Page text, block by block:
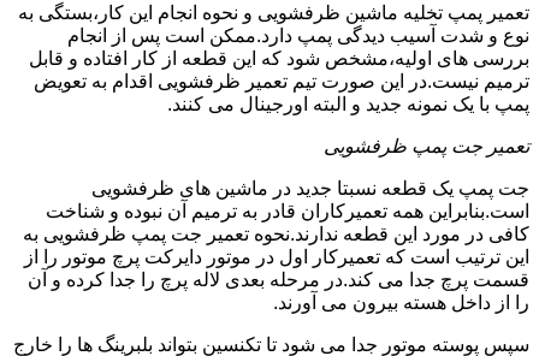
تعمیر پمپ تخلیه ماشین ظرفشویی و نحوه انجام این کار،بستگی به
نوع و شدت آسیب دیدگی پمپ دارد.ممکن است پس از انجام
بررسی های اولیه،مشخص شود که این قطعه از کار افتاده و قابل
ترمیم نیست.در این صورت تیم تعمیر ظرفشویی اقدام به تعویض
پمپ با یک نمونه جدید و البته اورجینال می کنند.
تعمیر جت پمپ ظرفشویی
جت پمپ یک قطعه نسبتا جدید در ماشین های ظرفشویی
است.بنابراین همه تعمیرکاران قادر به ترمیم آن نبوده و شناخت
کافی در مورد این قطعه ندارند.نحوه تعمیر جت پمپ ظرفشویی به
این ترتیب است که تعمیرکار اول در موتور دایرکت پرچ موتور را از
قسمت پرچ جدا می کند.در مرحله بعدی لاله پرچ را جدا کرده و آن
را از داخل هسته بیرون می آورند.
سپس پوسته موتور جدا می شود تا تکنسین بتواند بلبرینگ ها را خارج